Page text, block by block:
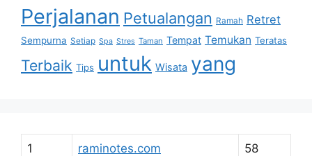
Perjalanan Petualangan Ramah Retret
Sempurna Setiap Spa Stres Taman Tempat Temukan Teratas
Terbaik Tips untuk Wisata yang
1 raminotes.com 58